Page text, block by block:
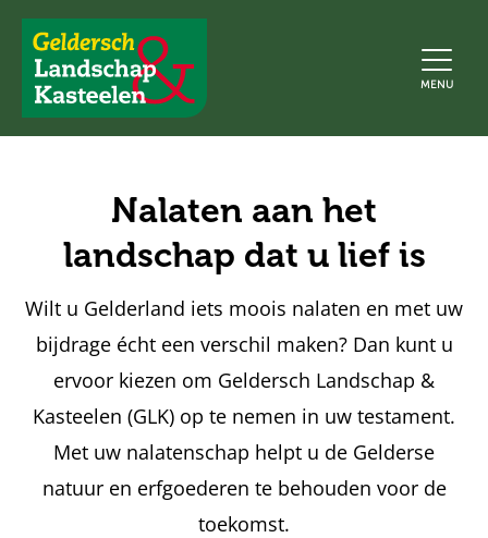
Geldersch
Landschap
en
MENU
Nalaten aan het
landschap dat u lief is
Wilt u Gelderland iets moois nalaten en met uw
bijdrage écht een verschil maken? Dan kunt u
ervoor kiezen om Geldersch Landschap &
Kasteelen (GLK) op te nemen in uw testament.
Met uw nalatenschap helpt u de Gelderse
natuur en erfgoederen te behouden voor de
toekomst.